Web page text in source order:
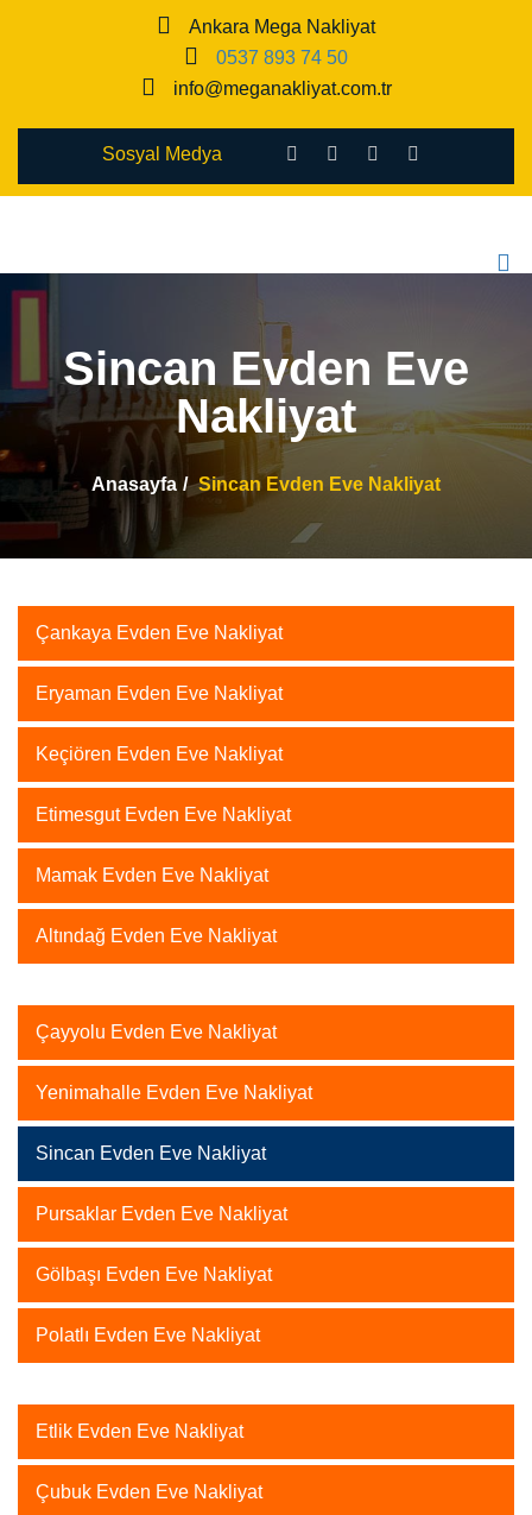
Ankara Mega Nakliyat
0537 893 74 50
info@meganakliyat.com.tr
Sosyal Medya
Sincan Evden Eve
Nakliyat
Anasayfa Sincan Evden Eve Nakliyat
Çankaya Evden Eve Nakliyat
Eryaman Evden Eve Nakliyat
Keçiören Evden Eve Nakliyat
Etimesgut Evden Eve Nakliyat
Mamak Evden Eve Nakliyat
Altındağ Evden Eve Nakliyat
Çayyolu Evden Eve Nakliyat
Yenimahalle Evden Eve Nakliyat
Sincan Evden Eve Nakliyat
Pursaklar Evden Eve Nakliyat
Gölbaşı Evden Eve Nakliyat
Polatlı Evden Eve Nakliyat
Etlik Evden Eve Nakliyat
Çubuk Evden Eve Nakliyat